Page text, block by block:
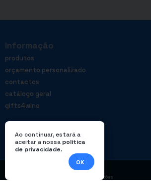
Informação
produtos
orçamento personalizado
contactos
catálogo geral
gifts4wine
Livro de reclamações
Ao continuar, estará a
aceitar a nossa política
de privacidade.
OK